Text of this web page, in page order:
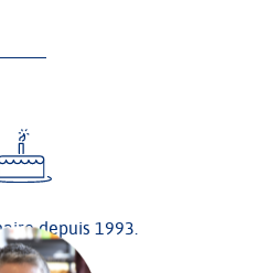
depuis 1993.